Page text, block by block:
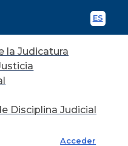
ES
Acceder